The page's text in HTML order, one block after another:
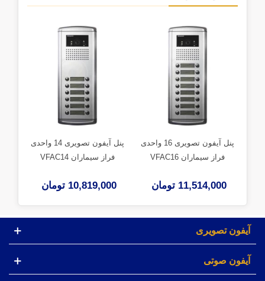
پنل آیفون تصویری 16 واحدی
فراز سیماران VFAC16
11,514,000 تومان
پنل آیفون تصویری 14 واحدی
فراز سیماران VFAC14
10,819,000 تومان
آیفون تصویری
آیفون صوتی